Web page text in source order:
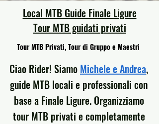
Local MTB Guide Finale Ligure
Tour MTB guidati privati
Tour MTB Privati, Tour di Gruppo e Maestri
Ciao Rider! Siamo Michele e Andrea,
guide MTB locali e professionali con
base a Finale Ligure. Organizziamo
tour MTB privati e completamente